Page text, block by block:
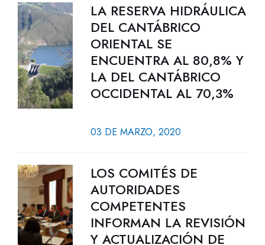
LA RESERVA HIDRÁULICA
DEL CANTÁBRICO
ORIENTAL SE
ENCUENTRA AL 80,8% Y
LA DEL CANTÁBRICO
OCCIDENTAL AL 70,3%
03 DE MARZO, 2020
LOS COMITÉS DE
AUTORIDADES
COMPETENTES
INFORMAN LA REVISIÓN
Y ACTUALIZACIÓN DE